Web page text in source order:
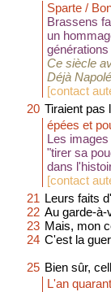
Sparte /
Brassens
un
Ce siècle
Déjà
[contact
20 Tiraient pas
épées et
Les
"tirer sa
dans
[contact
21 Leurs faits
22 Au garde-à-
23 Mais, mon
24 C'est la
25 Bien sûr,
L'an